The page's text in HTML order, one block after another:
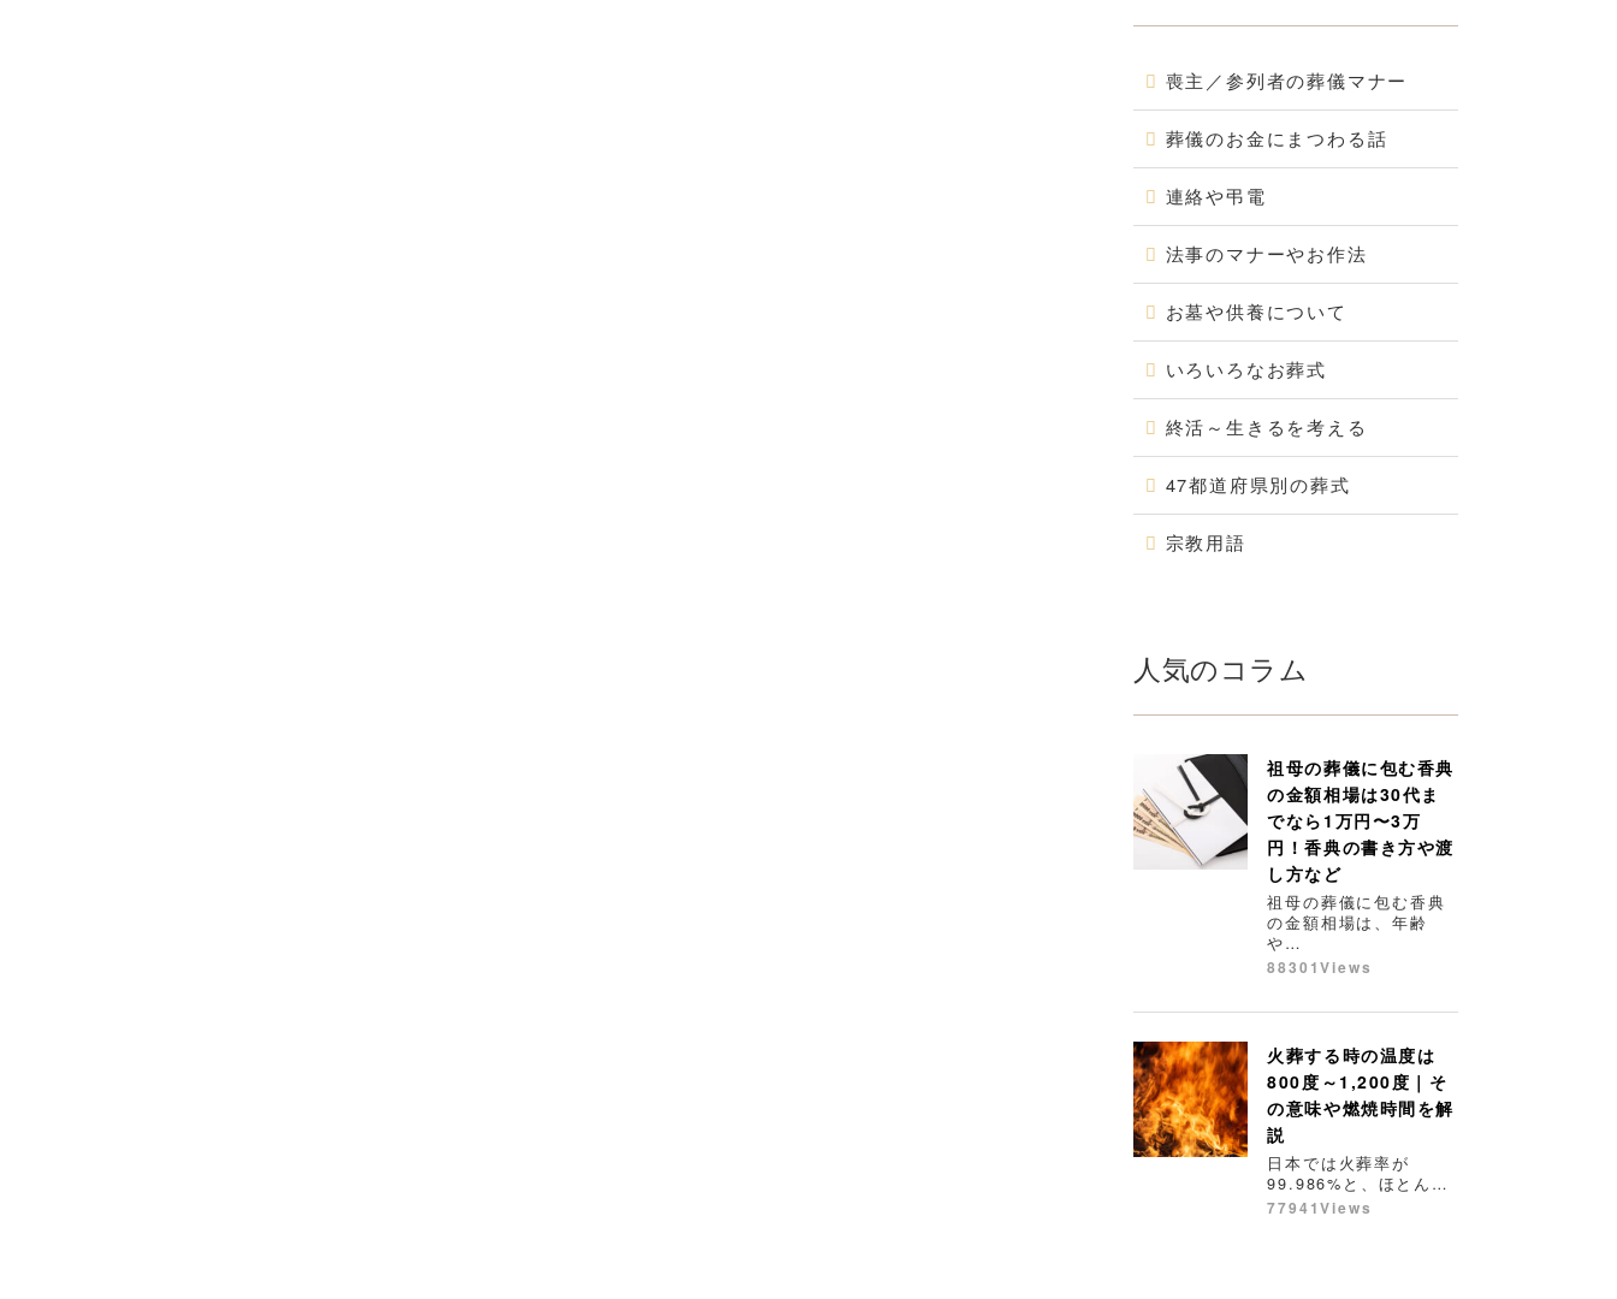
喪主／参列者の葬儀マナー
葬儀のお金にまつわる話
連絡や弔電
法事のマナーやお作法
お墓や供養について
いろいろなお葬式
終活～生きるを考える
47都道府県別の葬式
宗教用語
人気のコラム
祖母の葬儀に包む香典
の金額相場は30代ま
でなら1万円〜3万
円！香典の書き方や渡
し方など
祖母の葬儀に包む香典
の金額相場は、年齢
や…
88301Views
火葬する時の温度は
800度～1,200度｜そ
の意味や燃焼時間を解
説
日本では火葬率が
99.986%と、ほとん…
77941Views